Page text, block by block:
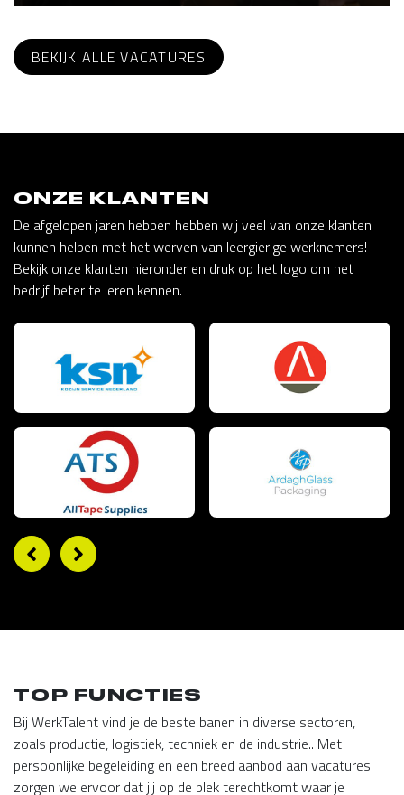
BEKIJK ALLE VACATURES
ONZE KLANTEN
De afgelopen jaren hebben hebben wij veel van onze klanten
kunnen helpen met het werven van leergierige werknemers!
Bekijk onze klanten hieronder en druk op het logo om het
bedrijf beter te leren kennen.
TOP FUNCTIES
Bij WerkTalent vind je de beste banen in diverse sectoren,
zoals productie, logistiek, techniek en de industrie.. Met
persoonlijke begeleiding en een breed aanbod aan vacatures
zorgen we ervoor dat jij op de plek terechtkomt waar je